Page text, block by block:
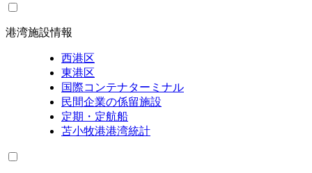
港湾施設情報
西港区
東港区
国際コンテナターミナル
民間企業の係留施設
定期・定航船
苫小牧港港湾統計